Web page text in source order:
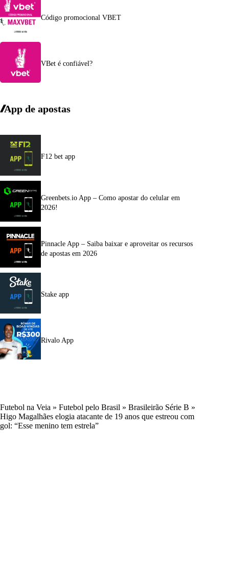
Código promocional VBET
VBet é confiável?
App de apostas
F12 bet app
Greenbets.io App – Como apostar do celular em
2026!
Pinnacle App – Saiba baixar e aproveitar os recursos
de apostas em 2026
Stake app
Rivalo App
Futebol na Veia » Futebol pelo Brasil » Brasileirão Série B »
Higo Magalhães elogia atacante de 19 anos que estreou com
gol: “Esse menino tem estrela”